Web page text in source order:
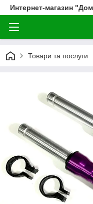
Интернет-магазин
Товари та послуги